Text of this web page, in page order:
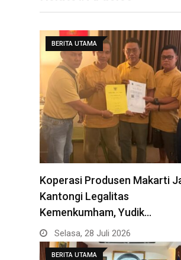
BERITA UTAMA
Koperasi Produsen Makarti
Kantongi Legalitas
Kemenkumham, Yudik…
Selasa, 28 Juli 2026
BERITA UTAMA